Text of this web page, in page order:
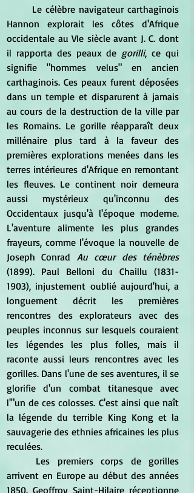
Hannon explorait les côtes d'Afrique
occidentale au VIe siècle avant J. C. dont
il rapporta des peaux de gorilli, ce qui
signifie "hommes velus" en ancien
carthaginois. Ces peaux furent déposées
dans un temple et disparurent à jamais
au cours de la destruction de la ville par
les Romains. Le gorille réapparaît deux
millénaire plus tard à la faveur des
premières explorations menées dans les
terres intérieures d'Afrique en remontant
les fleuves. Le continent noir demeura
aussi mystérieux qu'inconnu des
Occidentaux jusqu'à l'époque moderne.
L'aventure alimente les plus grandes
frayeurs, comme l'évoque la nouvelle de
Joseph Conrad Au cœur des ténèbres
(1899). Paul Belloni du Chaillu (1831-
1903), injustement oublié aujourd'hui, a
longuement décrit les premières
rencontres des explorateurs avec des
peuples inconnus sur lesquels couraient
les légendes les plus folles, mais il
raconte aussi leurs rencontres avec les
gorilles. Dans l'une de ses aventures, il se
glorifie d'un combat titanesque avec
l'"un de ces colosses. C'est ainsi que naît
la légende du terrible King Kong et la
sauvagerie des ethnies africaines les plus
reculées.
arrivent en Europe au début des années
1850. Geoffroy Saint-Hilaire réceptionne